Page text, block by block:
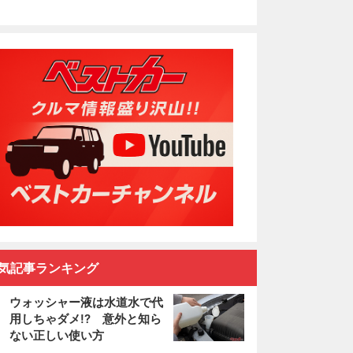
記事ランキング
ウォッシャー液は水道水で代
用しちゃダメ!? 意外と知ら
ない正しい使い方